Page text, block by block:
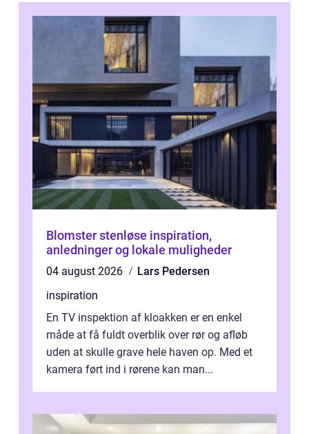
Blomster stenløse inspiration,
anledninger og lokale muligheder
04 august 2026
Lars Pedersen
inspiration
En TV inspektion af kloakken er en enkel
måde at få fuldt overblik over rør og afløb
uden at skulle grave hele haven op. Med et
kamera ført ind i rørene kan man...